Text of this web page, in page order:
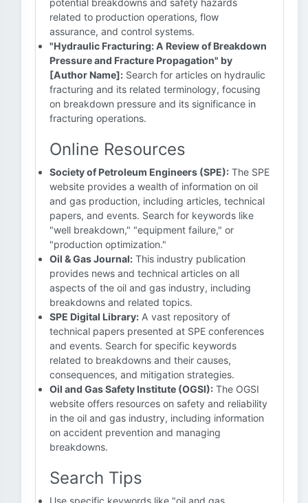
potential breakdowns and safety hazards
related to production operations, flow
assurance, and control systems.
"Hydraulic Fracturing: A Review of Breakdown
Pressure and Fracture Propagation" by
[Author Name]: Search for articles on hydraulic
fracturing and its related terminology, focusing
on breakdown pressure and its significance in
fracturing operations.
Online Resources
Society of Petroleum Engineers (SPE): The SPE
website provides a wealth of information on oil
and gas production, including articles, technical
papers, and events. Search for keywords like
"well breakdown," "equipment failure," or
"production optimization."
Oil & Gas Journal: This industry publication
provides news and technical articles on all
aspects of the oil and gas industry, including
breakdowns and related topics.
SPE Digital Library: A vast repository of
technical papers presented at SPE conferences
and events. Search for specific keywords
related to breakdowns and their causes,
consequences, and mitigation strategies.
Oil and Gas Safety Institute (OGSI): The OGSI
website offers resources on safety and reliability
in the oil and gas industry, including information
on accident prevention and managing
breakdowns.
Search Tips
Use specific keywords like "oil and gas